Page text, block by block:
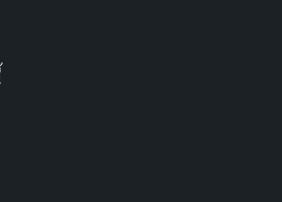
ช่วยจําที่ช่วยให้นักเรียนจดจําข้อมูลได้
Trick” เป็นความจําที่ใช้นิ้วเพื่อจดจํา